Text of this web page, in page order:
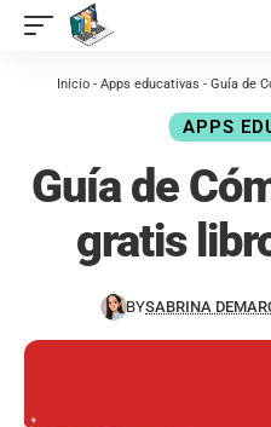
contenido
Inicio- Apps educativas - Guía de
APPS
Guía de
gratis
BYSABRINA